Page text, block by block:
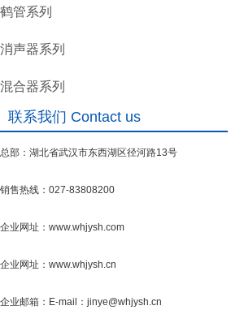
鹤管系列
消声器系列
混合器系列
联系我们 Contact us
总部：湖北省武汉市东西湖区径河路13号
销售热线：027-83808200
企业网址：www.whjysh.com
企业网址：www.whjysh.cn
企业邮箱：E-mail：jinye@whjysh.cn